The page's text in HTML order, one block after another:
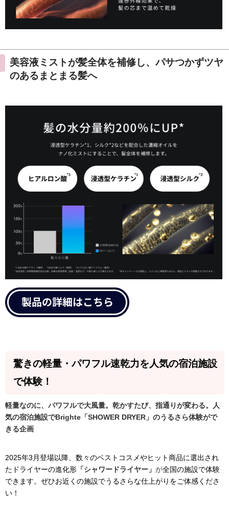
美容液ミストが髪全体を補修し、パサつかずツヤ
のあるまとまる髪へ
驚きの軽量・パワフル速乾力を人気の宿泊施設
で体験！
軽量なのに、パワフルで大風量。乾かすたび、指通りが変わる。人
気の宿泊施設でBrighte「SHOWER DRYER」のうるさら体験がで
きる企画
2025年3月登場以降、数々のベ ストコスメやヒット商品に選出され
たドライヤーの進化形 「シャワードライヤー」 が全国の施設で体験
できます。ぜひお近くの施設でうるさらな仕上がりをご体感くださ
い！